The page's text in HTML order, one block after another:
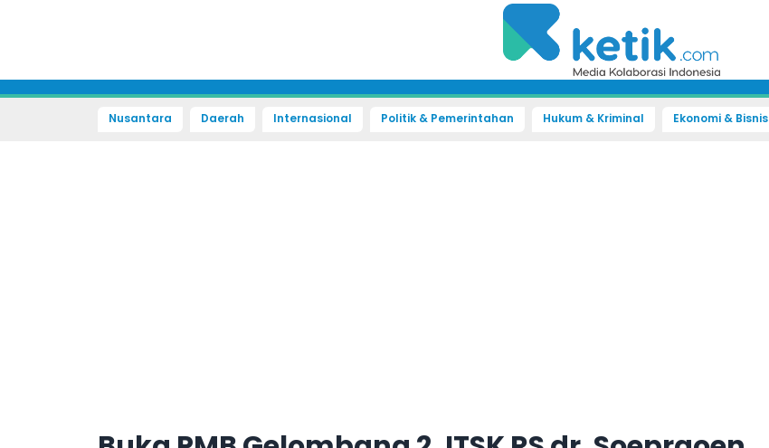
Nusantara Daerah Internasional Politik & Pemerintahan Hukum & Kriminal Ekonomi & Bisnis